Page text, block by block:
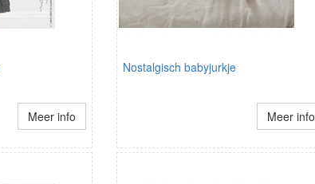
Meer info
Nostalgisch babyjurkje
Meer info